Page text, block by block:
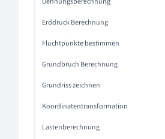
Erddruck Berechnung
Fluchtpunkte bestimmen
Grundbruch Berechnung
Grundriss zeichnen
Koordinatentransformation
Lastenberechnung